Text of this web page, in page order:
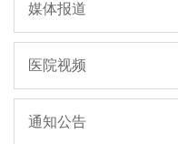
媒体报道
医院视频
通知公告